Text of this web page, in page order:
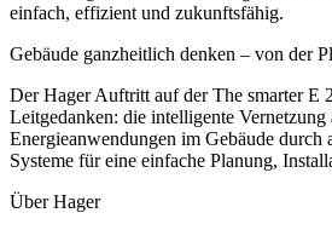
einfach, effizient und zukunftsfähig.
Gebäude ganzheitlich denken – von der
Der Hager Auftritt auf der The smarter E
Leitgedanken: die intelligente Vernetzung
Energieanwendungen im Gebäude durch
Systeme für eine einfache Planung,
Über Hager